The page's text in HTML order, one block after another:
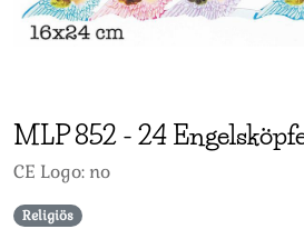
MLP852 - 24
CE Logo: no
Religiös